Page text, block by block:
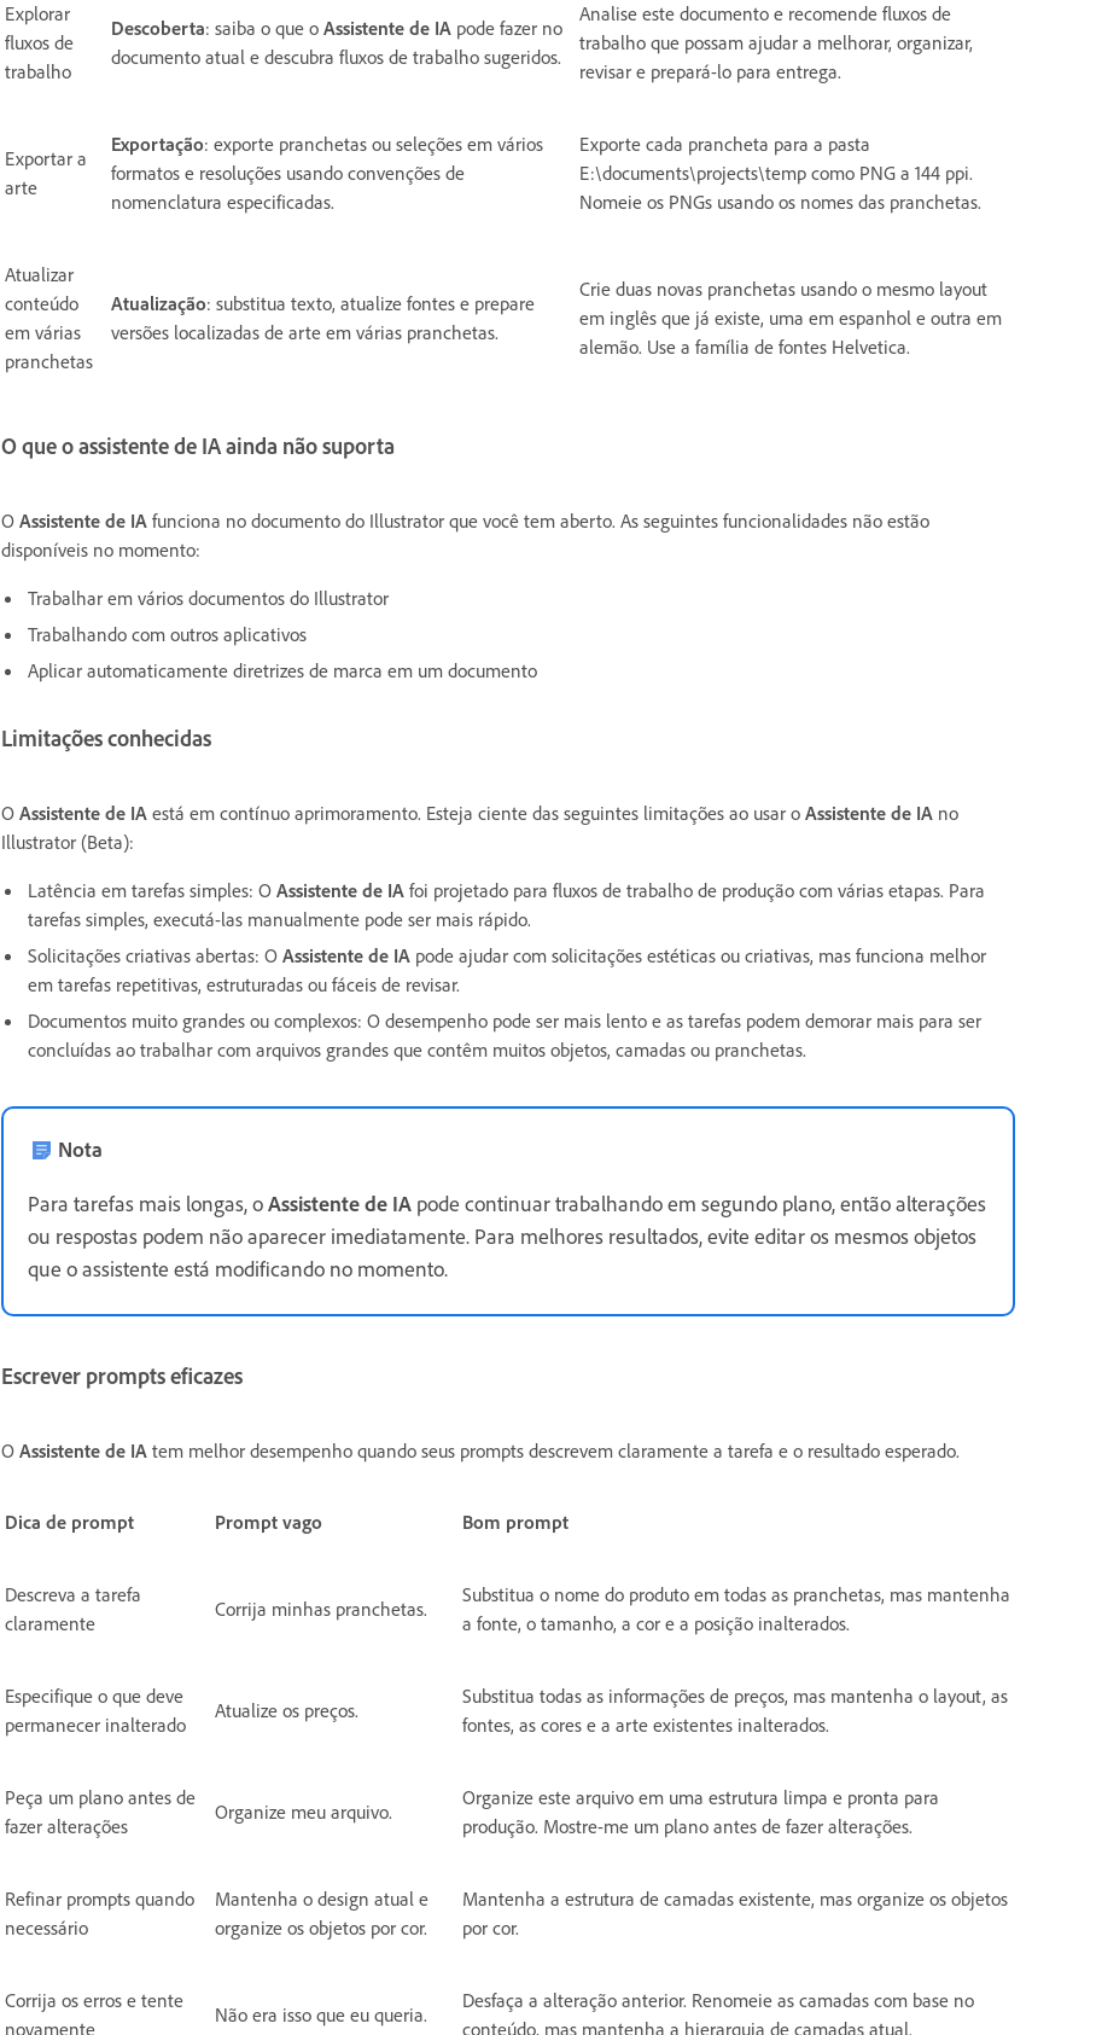
Explorar
fluxos de
trabalho
Descoberta: saiba o que o Assistente de IA pode fazer no
documento atual e descubra fluxos de trabalho sugeridos.
Analise este documento e recomende fluxos de
trabalho que possam ajudar a melhorar, organizar,
revisar e prepará-lo para entrega.
Exportar a
arte
Exportação: exporte pranchetas ou seleções em vários
formatos e resoluções usando convenções de
nomenclatura especificadas.
Exporte cada prancheta para a pasta
E:\documents\projects\temp como PNG a 144 ppi.
Nomeie os PNGs usando os nomes das pranchetas.
Atualizar
conteúdo
em várias
pranchetas
Atualização: substitua texto, atualize fontes e prepare
versões localizadas de arte em várias pranchetas.
Crie duas novas pranchetas usando o mesmo layout
em inglês que já existe, uma em espanhol e outra em
alemão. Use a família de fontes Helvetica.
O que o assistente de IA ainda não suporta
O Assistente de IA funciona no documento do Illustrator que você tem aberto. As seguintes funcionalidades não estão
disponíveis no momento:
Trabalhar em vários documentos do Illustrator
Trabalhando com outros aplicativos
Aplicar automaticamente diretrizes de marca em um documento
Limitações conhecidas
O Assistente de IA está em contínuo aprimoramento. Esteja ciente das seguintes limitações ao usar o Assistente de IA no
Illustrator (Beta):
Latência em tarefas simples: O Assistente de IA foi projetado para fluxos de trabalho de produção com várias etapas. Para
tarefas simples, executá-las manualmente pode ser mais rápido.
Solicitações criativas abertas: O Assistente de IA pode ajudar com solicitações estéticas ou criativas, mas funciona melhor
em tarefas repetitivas, estruturadas ou fáceis de revisar.
Documentos muito grandes ou complexos: O desempenho pode ser mais lento e as tarefas podem demorar mais para ser
concluídas ao trabalhar com arquivos grandes que contêm muitos objetos, camadas ou pranchetas.
Nota
Para tarefas mais longas, oAssistente de IA pode continuar trabalhando em segundo plano, então alterações
ou respostas podem não aparecer imediatamente. Para melhores resultados, evite editar os mesmos objetos
que o assistente está modificando no momento.
Escrever prompts eficazes
O Assistente de IA tem melhor desempenho quando seus prompts descrevem claramente a tarefa e o resultado esperado.
Dica de prompt Prompt vago Bom prompt
Descreva a tarefa
claramente
Corrija minhas pranchetas.
Substitua o nome do produto em todas as pranchetas, mas mantenha
a fonte, o tamanho, a cor e a posição inalterados.
Especifique o que deve
permanecer inalterado
Atualize os preços.
Substitua todas as informações de preços, mas mantenha o layout, as
fontes, as cores e a arte existentes inalterados.
Peça um plano antes de
fazer alterações
Organize meu arquivo.
Organize este arquivo em uma estrutura limpa e pronta para
produção. Mostre-me um plano antes de fazer alterações.
Refinar prompts quando
necessário
Mantenha o design atual e
organize os objetos por cor.
Mantenha a estrutura de camadas existente, mas organize os objetos
por cor.
Corrija os erros e tente
novamente
Não era isso que eu queria.
Desfaça a alteração anterior. Renomeie as camadas com base no
conteúdo, mas mantenha a hierarquia de camadas atual.